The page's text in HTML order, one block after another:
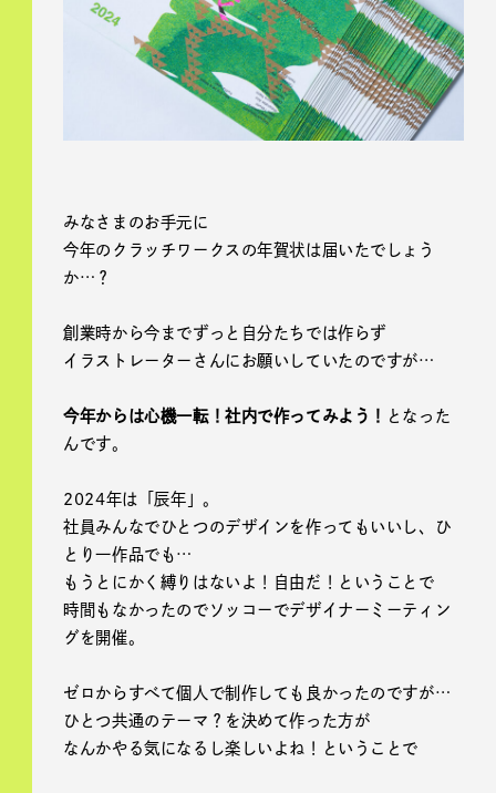
みなさまのお手元に
今年のクラッチワークスの年賀状は届いたでしょう
か…？
創業時から今までずっと自分たちでは作らず
イラストレーターさんにお願いしていたのですが…
今年からは心機一転！社内で作ってみよう！ となった
んです。
2024年は「辰年」。
社員みんなでひとつのデザインを作ってもいいし、ひ
とり一作品でも…
もうとにかく縛りはないよ！自由だ！ということで
時間もなかったのでソッコーでデザイナーミーティン
グを開催。
ゼロからすべて個人で制作しても良かったのですが…
ひとつ共通のテーマ？を決めて作った方が
なんかやる気になるし楽しいよね！ということで